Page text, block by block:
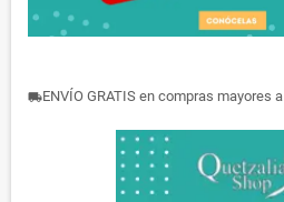
local_shippingENVÍO GRATIS en compras mayores a